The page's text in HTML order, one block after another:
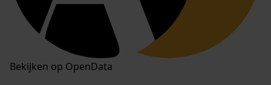
Bekijken op OpenData